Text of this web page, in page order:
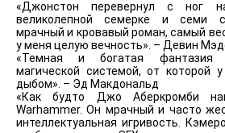
«Джонстон перевернул с ног
великолепной семерке и семи
мрачный и кровавый роман, самый
у меня целую вечность». – Девин
«Темная и богатая фантазия
магической системой, от которой
дыбом». – Эд Макдональд
«Как будто Джо Аберкромби
Warhammer. Он мрачный и часто
интеллектуальная игривость.